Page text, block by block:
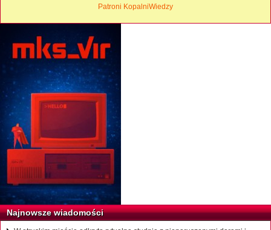
Patroni KopalniWiedzy
Najnowsze wiadomości